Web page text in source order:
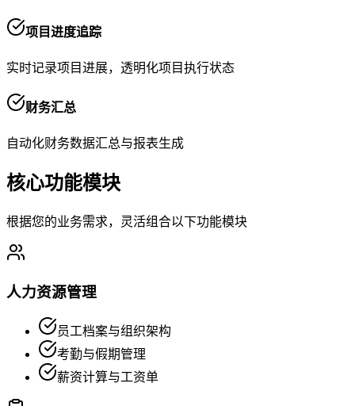
项目进度追踪
实时记录项目进展，透明化项目执行状态
财务汇总
自动化财务数据汇总与报表生成
核心功能模块
根据您的业务需求，灵活组合以下功能模块
人力资源管理
员工档案与组织架构
考勤与假期管理
薪资计算与工资单